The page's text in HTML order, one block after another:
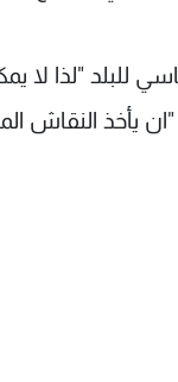
للبلد "لذا لا
يأخذ النقاش